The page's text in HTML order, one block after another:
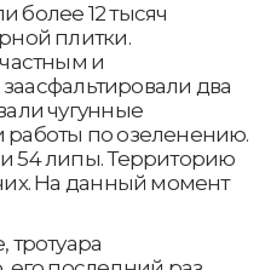
более 12 тысяч
плитки.
и
два
чугунные
по озеленению.
54 липы. Территорию
На данный момент